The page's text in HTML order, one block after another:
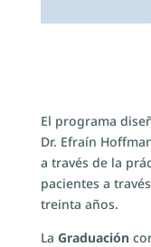
El programa
Dr. Efraín
a través de la
pacientes a
treinta años.
La Graduación